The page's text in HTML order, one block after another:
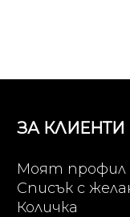
ЗА КЛИЕНТИ
Моят профил
Списък с
Количка